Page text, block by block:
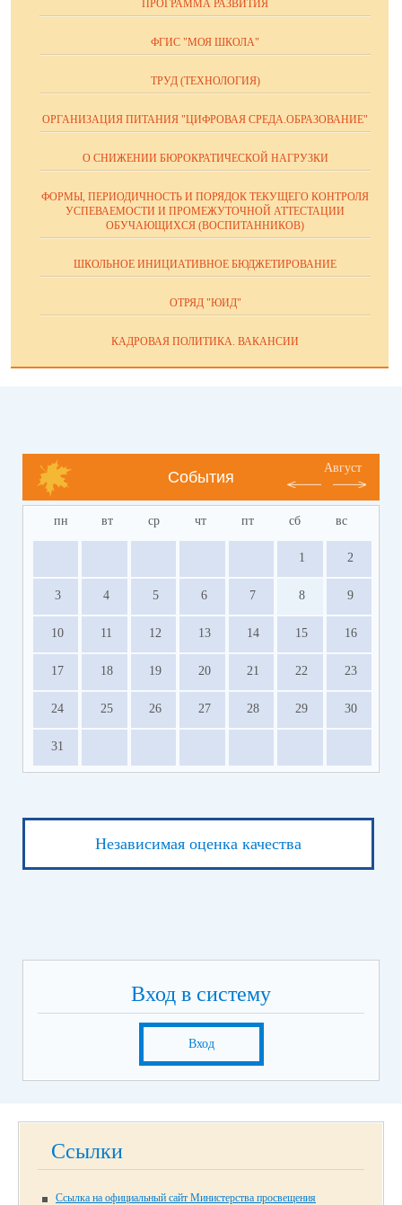
ПРОГРАММА РАЗВИТИЯ
ФГИС "МОЯ ШКОЛА"
ТРУД (ТЕХНОЛОГИЯ)
ОРГАНИЗАЦИЯ ПИТАНИЯ "ЦИФРОВАЯ СРЕДА.ОБРАЗОВАНИЕ"
О СНИЖЕНИИ БЮРОКРАТИЧЕСКОЙ НАГРУЗКИ
ФОРМЫ, ПЕРИОДИЧНОСТЬ И ПОРЯДОК ТЕКУЩЕГО КОНТРОЛЯ
УСПЕВАЕМОСТИ И ПРОМЕЖУТОЧНОЙ АТТЕСТАЦИИ
ОБУЧАЮЩИХСЯ (ВОСПИТАННИКОВ)
ШКОЛЬНОЕ ИНИЦИАТИВНОЕ БЮДЖЕТИРОВАНИЕ
ОТРЯД "ЮИД"
КАДРОВАЯ ПОЛИТИКА. ВАКАНСИИ
События
Август
пн вт ср чт пт сб вс
1 2
3 4 5 6 7 8 9
10 11 12 13 14 15 16
17 18 19 20 21 22 23
24 25 26 27 28 29 30
31
Независимая оценка качества
Вход в систему
Вход
Ссылки
Ссылка на официальный сайт Министерства просвещения